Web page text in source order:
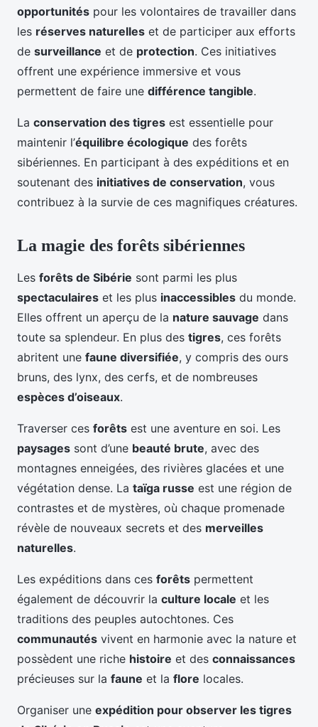
opportunités pour les volontaires de travailler dans
les réserves naturelles et de participer aux efforts
de surveillance et de protection. Ces initiatives
offrent une expérience immersive et vous
permettent de faire une différence tangible.
La conservation des tigres est essentielle pour
maintenir l’équilibre écologique des forêts
sibériennes. En participant à des expéditions et en
soutenant des initiatives de conservation, vous
contribuez à la survie de ces magnifiques créatures.
La magie des forêts sibériennes
Les forêts de Sibérie sont parmi les plus
spectaculaires et les plus inaccessibles du monde.
Elles offrent un aperçu de la nature sauvage dans
toute sa splendeur. En plus des tigres, ces forêts
abritent une faune diversifiée, y compris des ours
bruns, des lynx, des cerfs, et de nombreuses
espèces d’oiseaux.
Traverser ces forêts est une aventure en soi. Les
paysages sont d’une beauté brute, avec des
montagnes enneigées, des rivières glacées et une
végétation dense. La taïga russe est une région de
contrastes et de mystères, où chaque promenade
révèle de nouveaux secrets et des merveilles
naturelles.
Les expéditions dans ces forêts permettent
également de découvrir la culture locale et les
traditions des peuples autochtones. Ces
communautés vivent en harmonie avec la nature et
possèdent une riche histoire et des connaissances
précieuses sur la faune et la flore locales.
Organiser une expédition pour observer les tigres